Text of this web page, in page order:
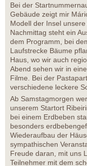
Bei der
Gebäude zeigt mir
Modell der Insel
Nachmittag steht ein
dem Programm, bei
Laufstrecke Bäume
Haus, wo wir auch
Abend sehen wir in
Filme. Bei der
verschiedene leckere
Ab Samstagmorgen
unserem Startort
bei einem Erdbeben
besonders
Wiederaufbau der
sympathischen
Freude daran, mit uns
Teilnehmer mit dem